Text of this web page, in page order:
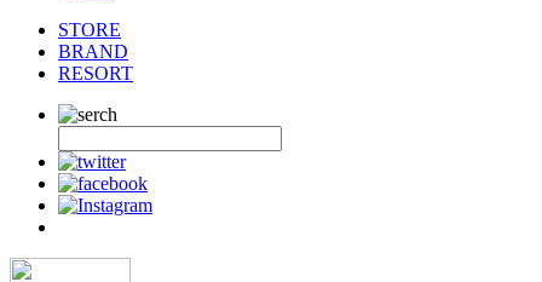
STORE
BRAND
RESORT